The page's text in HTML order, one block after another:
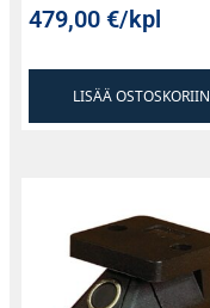
479,00€/kpl
LISÄÄ OSTOSKORIIN